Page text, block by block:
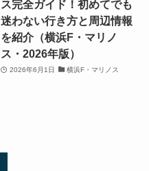
ス完全ガイド！初めてでも
迷わない行き方と周辺情報
を紹介（横浜F・マリノ
ス・2026年版）
2026年6月1日 横浜F・マリノス